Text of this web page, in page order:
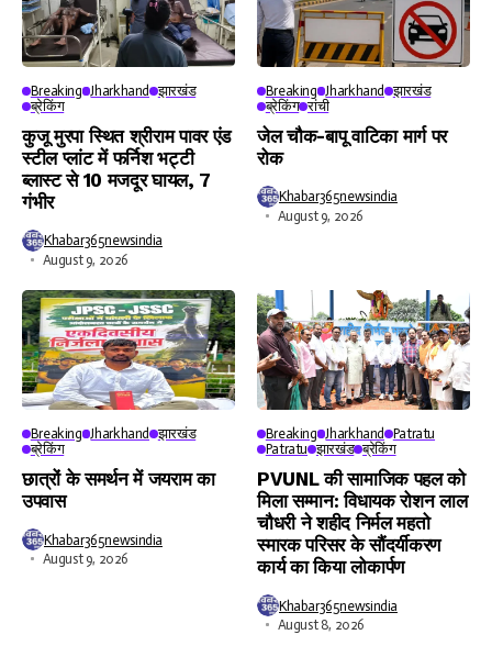
Breaking Jharkhand
झारखंड
ब्रेकिंग
कुजू मुरपा स्थित श्रीराम पावर एंड
स्टील प्लांट में फर्निश भट्टी
ब्लास्ट से 10 मजदूर घायल, 7
गंभीर
Khabar365newsindia
August 9, 2026
Breaking Jharkhand
झारखंड
ब्रेकिंग रांची
जेल चौक-बापू वाटिका मार्ग पर
रोक
Khabar365newsindia
August 9, 2026
Breaking Jharkhand
झारखंड
ब्रेकिंग
छात्रों के समर्थन में जयराम का
उपवास
Khabar365newsindia
August 9, 2026
Breaking Jharkhand
Patratu
Patratu झारखंड ब्रेकिंग
PVUNL की सामाजिक पहल को
मिला सम्मान: विधायक रोशन लाल
चौधरी ने शहीद निर्मल महतो
स्मारक परिसर के सौंदर्यीकरण
कार्य का किया लोकार्पण
Khabar365newsindia
August 8, 2026